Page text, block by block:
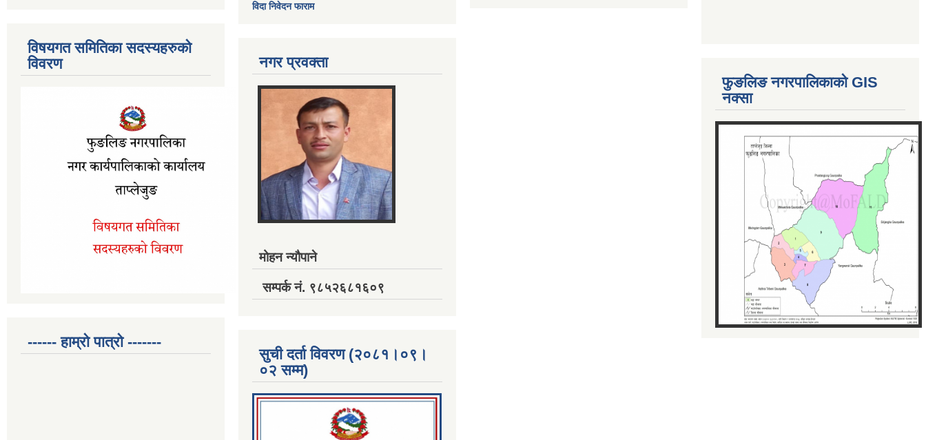
विषयगत समितिका सदस्यहरुको
विवरण
------ हाम्रो पात्रो -------
विदा निवेदन फाराम
नगर प्रवक्ता
मोहन न्यौपाने
सम्पर्क नं. ९८५२६८१६०९
सुची दर्ता विवरण (२०८१।०९।
०२ सम्म)
फुङलिङ नगरपालिकाको GIS
नक्सा